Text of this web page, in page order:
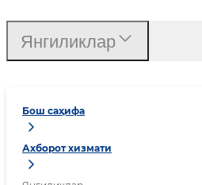
Бош саҳифа
Ахборот хизмати
Янгиликлар